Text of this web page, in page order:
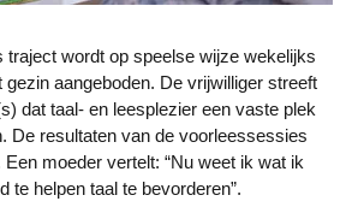
gezin aangeboden. De vrijwilliger streeft
dat taal- en leesplezier een vaste plek
De resultaten van de voorleessessies
moeder vertelt: “Nu weet ik wat ik
te helpen taal te bevorderen”.